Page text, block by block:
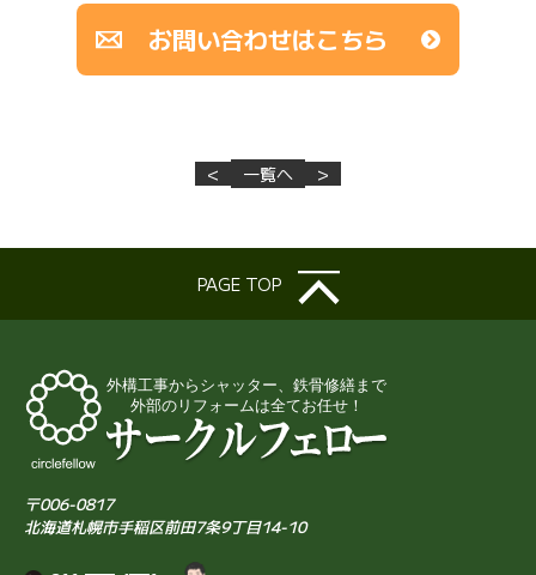
お問い合わせはこちら
< 一覧へ >
PAGE TOP
〒006-0817
北海道札幌市手稲区前田7条9丁目14-10